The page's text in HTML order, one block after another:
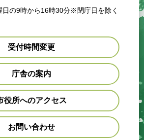
日の9時から16時30分※閉庁日を除く
受付時間変更
庁舎の案内
役所へのアクセス
お問い合わせ